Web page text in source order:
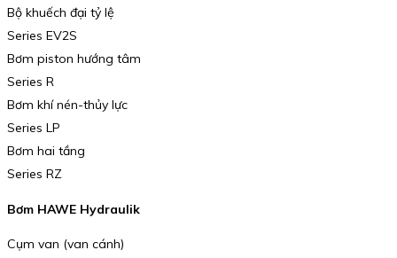
Bộ khuếch đại tỷ lệ
Series EV2S
Bơm piston hướng tâm
Series R
Bơm khí nén-thủy lực
Series LP
Bơm hai tầng
Series RZ
Bơm HAWE Hydraulik
Cụm van (van cánh)